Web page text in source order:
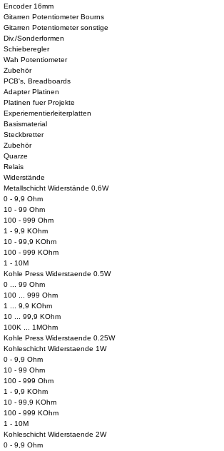
Encoder 16mm
Gitarren Potentiometer Bourns
Gitarren Potentiometer sonstige
Div./Sonderformen
Schieberegler
Wah Potentiometer
Zubehör
PCB's, Breadboards
Adapter Platinen
Platinen fuer Projekte
Experiementierleiterplatten
Basismaterial
Steckbretter
Zubehör
Quarze
Relais
Widerstände
Metallschicht Widerstände 0,6W
0 - 9,9 Ohm
10 - 99 Ohm
100 - 999 Ohm
1 - 9,9 KOhm
10 - 99,9 KOhm
100 - 999 KOhm
1 - 10M
Kohle Press Widerstaende 0.5W
0 ... 99 Ohm
100 ... 999 Ohm
1 ... 9,9 KOhm
10 ... 99,9 KOhm
100K ... 1MOhm
Kohle Press Widerstaende 0.25W
Kohleschicht Widerstaende 1W
0 - 9,9 Ohm
10 - 99 Ohm
100 - 999 Ohm
1 - 9,9 KOhm
10 - 99,9 KOhm
100 - 999 KOhm
1 - 10M
Kohleschicht Widerstaende 2W
0 - 9,9 Ohm